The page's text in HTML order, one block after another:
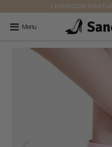
LIVRAISON
Menu